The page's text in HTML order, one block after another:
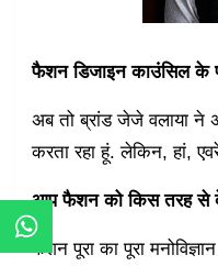
फैशन डिजाइन काउंसिल के
अब तो ब्रांड जेजे वलाया ने
करता रहा हूं. लेकिन, हां,
आप फैशन को किस तरह से
फैशन पूरा का पूरा